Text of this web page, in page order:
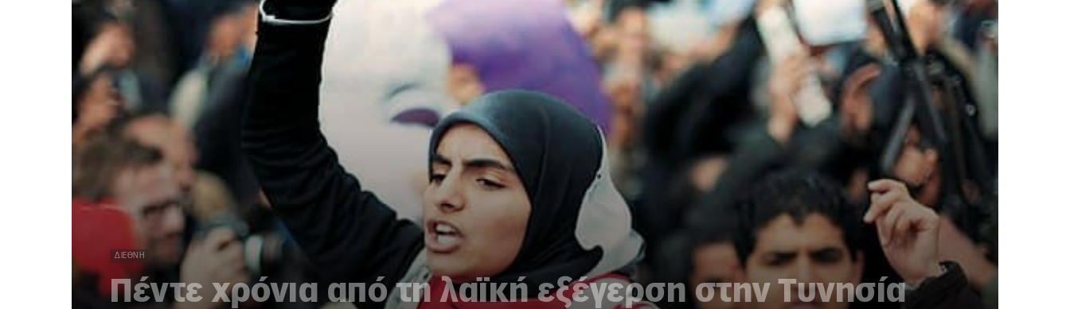
ΔΙΕΘΝΉ
Πέντε χρόνια από τη λαϊκή εξέγερση στην Τυνησία